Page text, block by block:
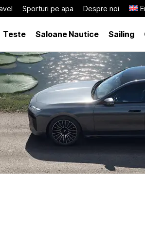
Sporturi pe apa Despre noi
Teste Saloane Nautice Sailing